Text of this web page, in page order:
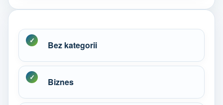
Bez kategorii
Biznes